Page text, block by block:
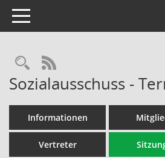
Toggle navigation
Rechercheauswahl
RSS-Feed
Sozialausschuss -
Informationen
Vertreter